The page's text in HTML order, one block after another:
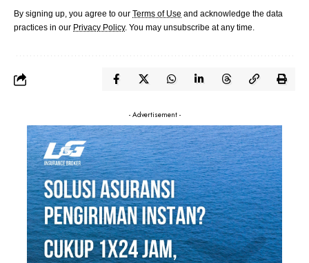
By signing up, you agree to our Terms of Use and acknowledge the data
practices in our Privacy Policy. You may unsubscribe at any time.
- Advertisement -